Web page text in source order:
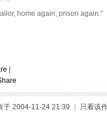
home again, prison again.”
于 2004-11-24 21:39 只看该